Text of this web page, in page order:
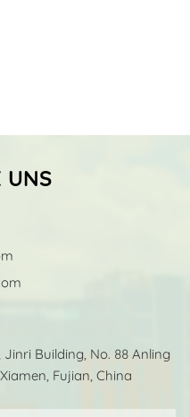
UNS
Building, No. 88 Anling
Fujian, China